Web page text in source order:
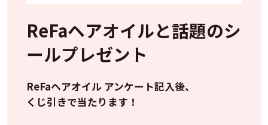
ReFaヘアオイルと話題のシ
ールプレゼント
ReFaヘアオイル アンケート記入後、
くじ引きで当たります！